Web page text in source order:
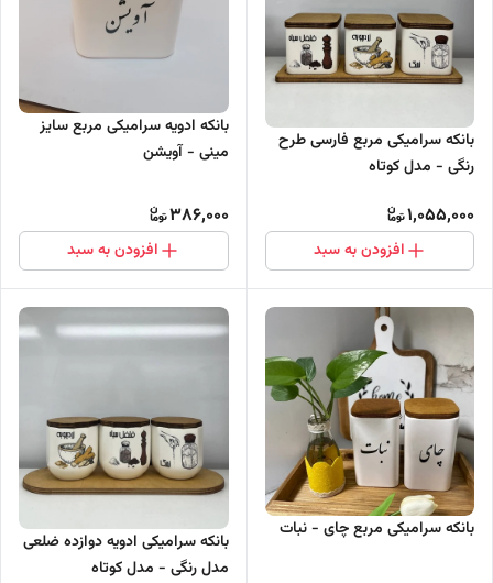
بانکه سرامیکی مربع فارسی طرح
رنگی - مدل کوتاه
1,055,000
افزودن به سبد
بانکه ادویه سرامیکی مربع سایز
مینی - آویشن
386,000
افزودن به سبد
بانکه سرامیکی مربع چای - نبات
بانکه سرامیکی ادویه دوازده ضلعی
مدل رنگی - مدل کوتاه